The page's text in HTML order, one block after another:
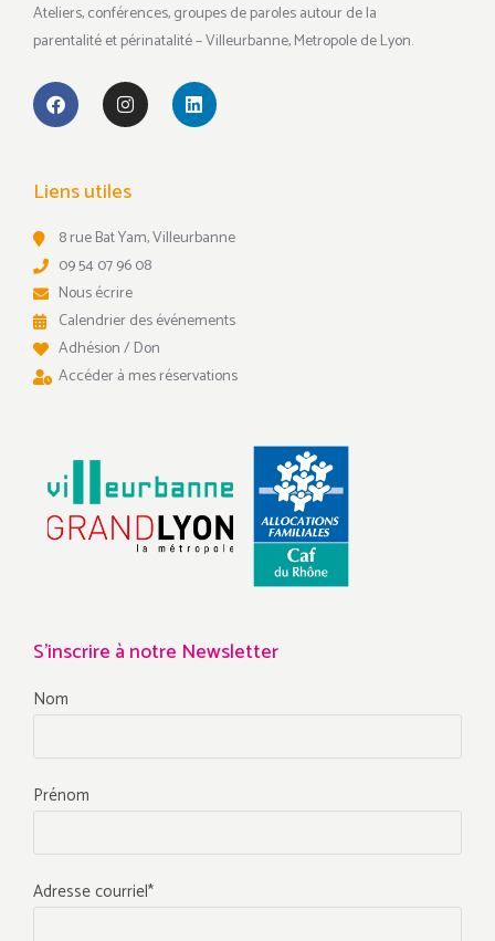
Ateliers, conférences, groupes de paroles autour de la
parentalité et périnatalité – Villeurbanne, Metropole de Lyon.
Liens utiles
8 rue Bat Yam, Villeurbanne
09 54 07 96 08
Nous écrire
Calendrier des événements
Adhésion / Don
Accéder à mes réservations
S'inscrire à notre Newsletter
Nom
Prénom
Adresse courriel*